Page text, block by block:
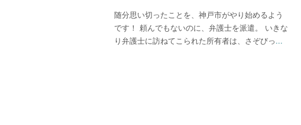
随分思い切ったことを、神戸市がやり始めるよう
です！ 頼んでもないのに、弁護士を派遣。 いきな
り弁護士に訪ねてこられた所有者は、さぞびっ...